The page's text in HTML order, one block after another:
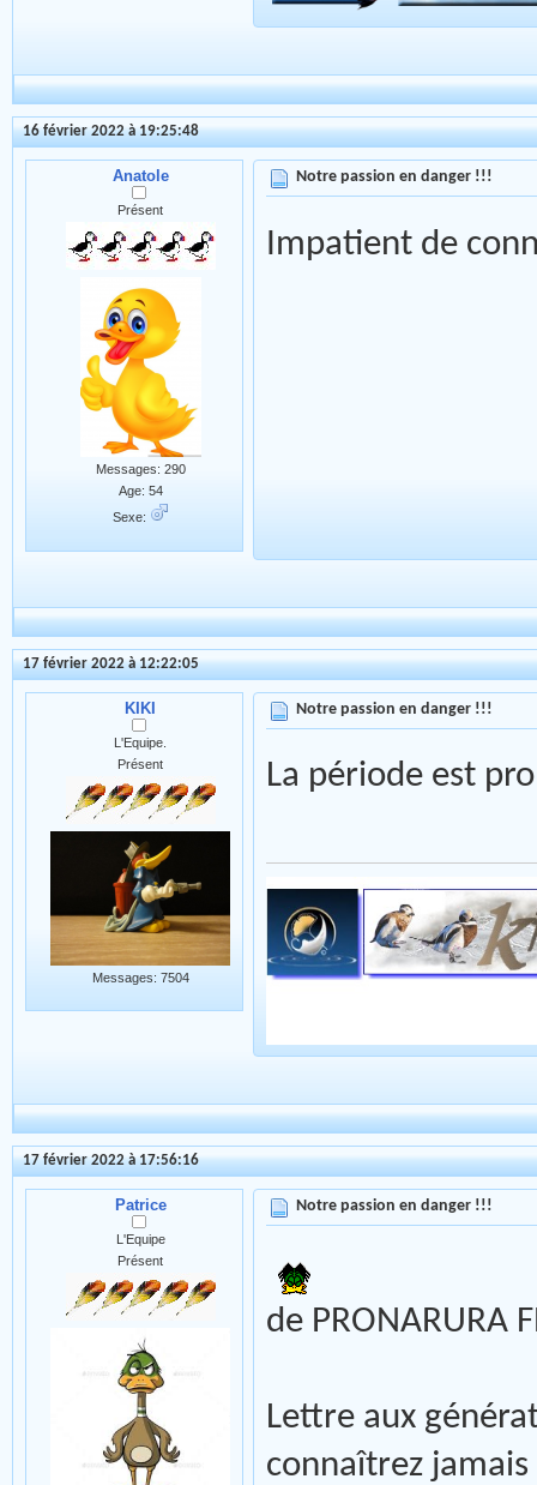
16 février 2022 à 19:25:48
Anatole
Présent
Messages: 290
Age: 54
Sexe:
Notre passion en danger !!!
Impatient de
17 février 2022 à 12:22:05
KIKI
L'Equipe.
Présent
Messages: 7504
Notre passion en danger !!!
La période est
17 février 2022 à 17:56:16
Patrice
L'Equipe
Présent
Notre passion en danger !!!
de PRONARURA
Lettre aux
connaîtrez jamais